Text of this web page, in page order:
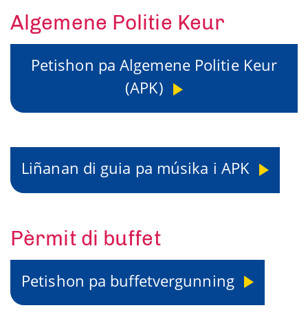
Algemene Politie Keur
Petishon pa Algemene Politie Keur
(APK)
Liñanan di guia pa músika i APK
Pèrmit di buffet
Petishon pa buffetvergunning